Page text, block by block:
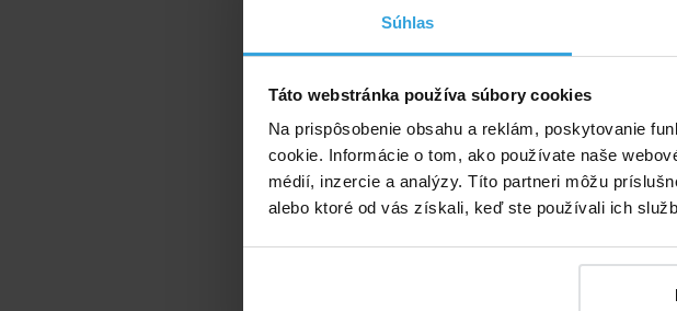
Súhlas
Táto webstránka používa súbory cookies
Na prispôsobenie obsahu a reklám, poskytovanie
cookie. Informácie o tom, ako používate naše
médií, inzercie a analýzy. Títo partneri môžu
alebo ktoré od vás získali, keď ste používali ich
36,67 EUR
do košíka
Krycia plachta na bazén
2,5m